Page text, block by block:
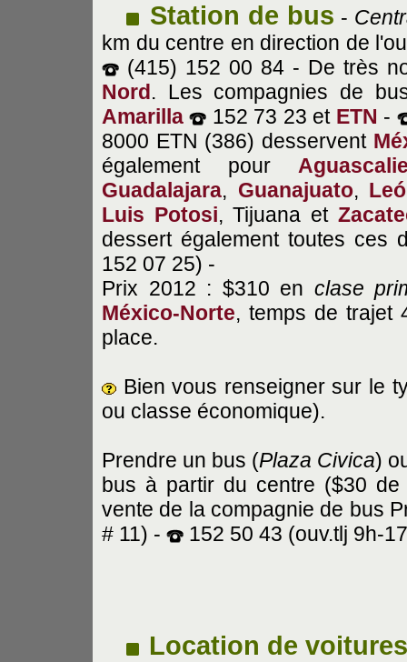
Station de bus -
km du centre en direction de
(415) 152 00 84 - De très
Nord . Les compagnies de
Amarilla
152 73 23 et ETN -
8000 ETN (386) desservent
également pour
Guadalajara, Guanajuato,
Luis Potosi, Tijuana et
dessert également toutes ces
152 07 25) -
Prix 2012 : $310 en clase
México-Norte, temps de trajet
place.
Bien vous renseigner sur le
ou classe économique).
Prendre un bus (Plaza Civica)
bus à partir du centre ($30
vente de la compagnie de bus
# 11) -
152 50 43 (ouv.tlj 9h-
Location de voitures